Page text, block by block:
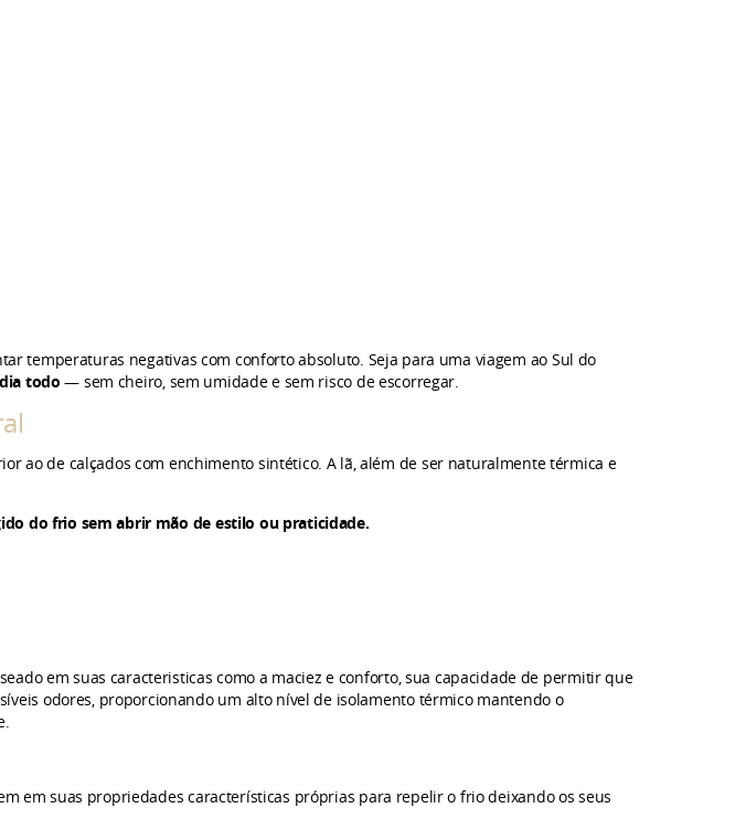
temperaturas negativas com conforto absoluto. Seja para uma viagem ao Sul do
todo — sem cheiro, sem umidade e sem risco de escorregar.
ao de calçados com enchimento sintético. A lã, além de ser naturalmente térmica e
do frio sem abrir mão de estilo ou praticidade.
em suas caracteristicas como a maciez e conforto, sua capacidade de permitir que
odores, proporcionando um alto nível de isolamento térmico mantendo o
em suas propriedades características próprias para repelir o frio deixando os seus